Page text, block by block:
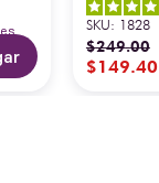
SKU: 1828
$249.00
$149.40